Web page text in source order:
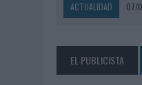
ACTUALIDAD 07/
07/08/2026 |
EL PUBLICISTA